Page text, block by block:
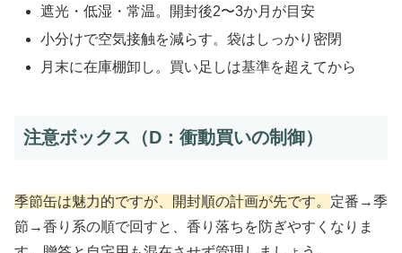
遮光・低湿・常温。開封後2〜3か月が目安
小分けで空気接触を減らす。袋はしっかり密閉
月末に在庫棚卸し。買い足しは基準を超えてから
注意ボックス（D：衝動買いの制御）
季節缶は魅力的ですが、開封順の計画が先です。 定番→季
節→香り系の順で回すと、香り落ちを防ぎやすくなりま